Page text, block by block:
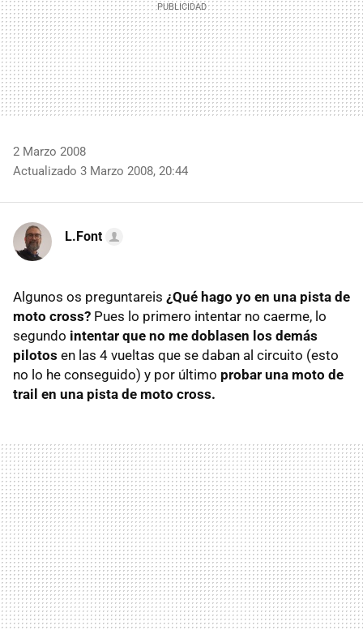
2 Marzo 2008
Actualizado 3 Marzo 2008, 20:44
L.Font
Algunos os preguntareis ¿Qué hago yo en una pista de
moto cross? Pues lo primero intentar no caerme, lo
segundo intentar que no me doblasen los demás
pilotos en las 4 vueltas que se daban al circuito (esto
no lo he conseguido) y por último probar una moto de
trail en una pista de moto cross.